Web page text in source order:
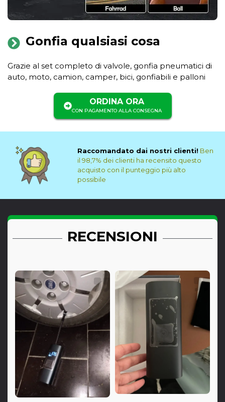
Gonfia qualsiasi cosa
Grazie al set completo di valvole, gonfia pneumatici di
auto, moto, camion, camper, bici, gonfiabili e palloni
ORDINA ORA
CON PAGAMENTO ALLA CONSEGNA
Raccomandato dai nostri clienti! Ben
il 98,7% dei clienti ha recensito questo
acquisto con il punteggio più alto
possibile
RECENSIONI